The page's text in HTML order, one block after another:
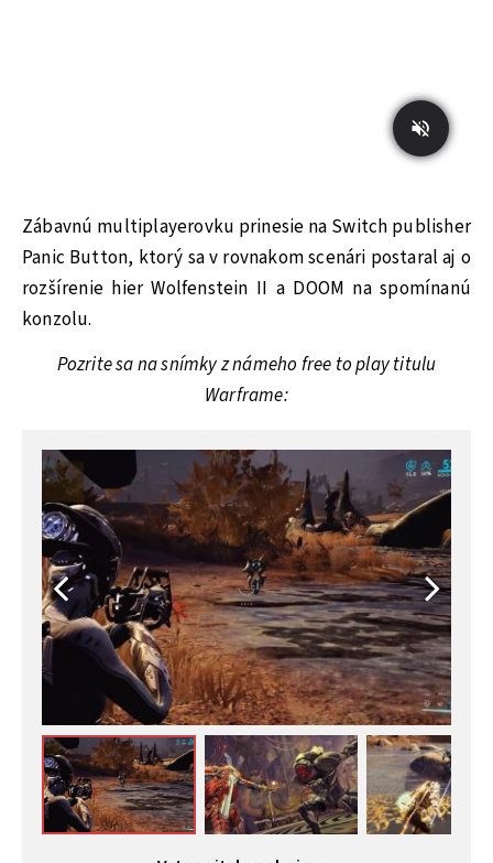
Zábavnú multiplayerovku prinesie na Switch publisher
Panic Button, ktorý sa v rovnakom scenári postaral aj o
rozšírenie hier Wolfenstein II a DOOM na spomínanú
konzolu.
Pozrite sa na snímky z námeho free to play titulu
Warframe: